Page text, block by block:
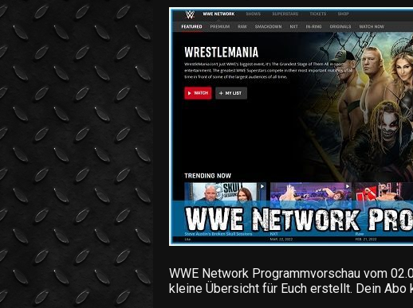
WWE Network Programmvorschau vom
kleine Übersicht für Euch erstellt. Dein Abo